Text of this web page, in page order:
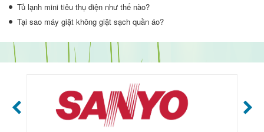
Tủ lạnh mini tiêu thụ điện như thế nào?
Tại sao máy giặt không giặt sạch quần áo?